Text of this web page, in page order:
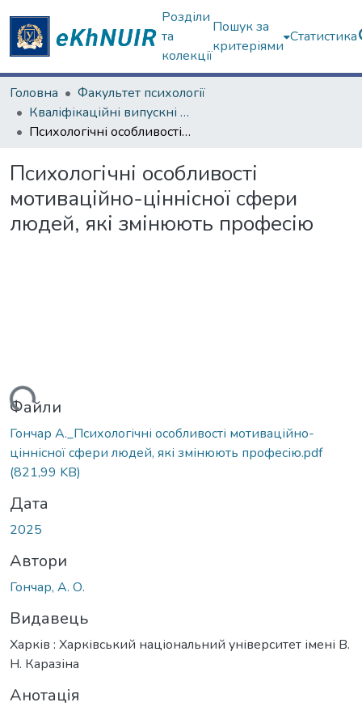
Розділи
та
колекції
Пошук за
критеріями
Статистика
Головна
Факультет психології
Кваліфікаційні випускні роботи магістрів. Факультет психології
Психологічні особливості мотиваційно-ціннісної сфери людей, які змінюють професію
Психологічні особливості
мотиваційно-ціннісної сфери
людей, які змінюють професію
Файли
Гончар А._Психологічні особливості мотиваційно-
ціннісної сфери людей, які змінюють професію.pdf
(821,99 KB)
Дата
2025
Автори
Гончар, А. О.
Видавець
Харків : Харківський національний університет імені В.
Н. Каразіна
Анотація